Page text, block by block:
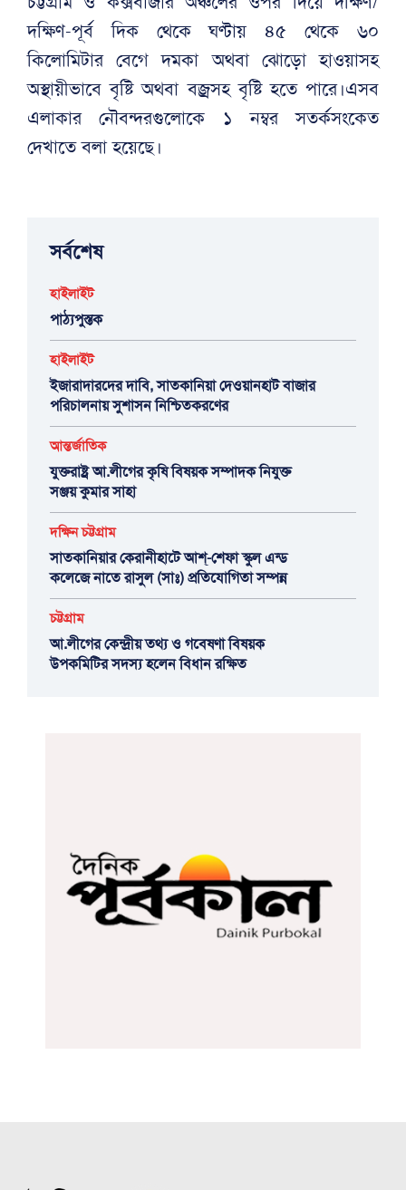
দক্ষিণ-পূর্ব দিক থেকে ঘণ্টায় ৪৫ থেকে ৬০
কিলোমিটার বেগে দমকা অথবা ঝোড়ো হাওয়াসহ
অস্থায়ীভাবে বৃষ্টি অথবা বজ্রসহ বৃষ্টি হতে পারে।এসব
এলাকার নৌবন্দরগুলোকে ১ নম্বর সতর্কসংকেত
দেখাতে বলা হয়েছে।
সর্বশেষ
হাইলাইট
পাঠ্যপুস্তক
হাইলাইট
ইজারাদারদের দাবি, সাতকানিয়া দেওয়ানহাট বাজার
পরিচালনায় সুশাসন নিশ্চিতকরণের
আন্তর্জাতিক
যুক্তরাষ্ট্র আ.লীগের কৃষি বিষয়ক সম্পাদক নিযুক্ত
সঞ্জয় কুমার সাহা
দক্ষিন চট্টগ্রাম
সাতকানিয়ার কেরানীহাটে আশ্-শেফা স্কুল এন্ড
কলেজে নাতে রাসুল (সাঃ) প্রতিযোগিতা সম্পন্ন
চট্টগ্রাম
আ.লীগের কেন্দ্রীয় তথ্য ও গবেষণা বিষয়ক
উপকমিটির সদস্য হলেন বিধান রক্ষিত